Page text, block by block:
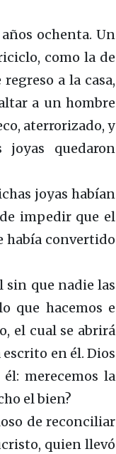
ochenta. Un
como la de
a la casa,
a un hombre
aterrorizado, y
quedaron
joyas habían
impedir que el
había convertido
sin que nadie las
que hacemos e
el cual se abrirá
en él. Dios
merecemos la
el bien?
de reconciliar
quien llevó